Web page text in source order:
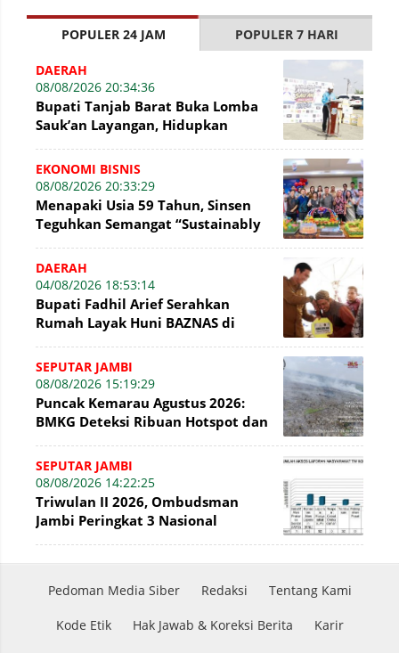
POPULER 24 JAM POPULER 7 HARI
DAERAH
08/08/2026 20:34:36
Bupati Tanjab Barat Buka Lomba
Sauk’an Layangan, Hidupkan
WFC ?
EKONOMI BISNIS
08/08/2026 20:33:29
Menapaki Usia 59 Tahun, Sinsen
Teguhkan Semangat “Sustainably
DAERAH
04/08/2026 18:53:14
Bupati Fadhil Arief Serahkan
Rumah Layak Huni BAZNAS di
SEPUTAR JAMBI
08/08/2026 15:19:29
Puncak Kemarau Agustus 2026:
BMKG Deteksi Ribuan Hotspot dan
SEPUTAR JAMBI
08/08/2026 14:22:25
Triwulan II 2026, Ombudsman
Jambi Peringkat 3 Nasional
Pedoman Media Siber Redaksi Tentang Kami
Kode Etik Hak Jawab & Koreksi Berita Karir